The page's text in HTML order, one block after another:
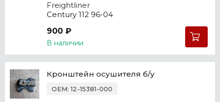
Freightliner
Century 112 96-04
900 ₽
В наличии
Кронштейн осушителя б/у
OEM: 12-15381-000